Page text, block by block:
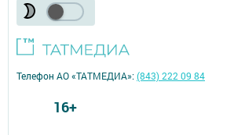
Телефон АО «ТАТМЕДИА»:(843) 222 09 84
16+